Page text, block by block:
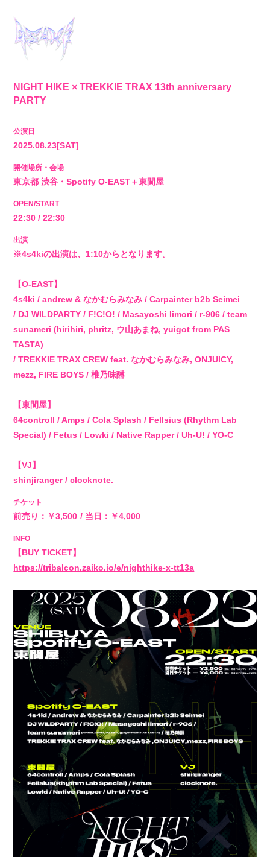
SCHEDULE
STORE
NIGHT HIKE × TREKKIE TRAX 13th anniversary
PARTY
公演日
2025.08.23[SAT]
開催場所・会場
東京都渋谷・Spotify O-EAST＋東間屋
OPEN/START
22:30 / 22:30
出演
※4s4kiの出演は、1:10からとなります。
【O-EAST】
4s4ki / andrew & なかむらみなみ / Carpainter b2b Seimei
/ DJ WILDPARTY / F!C!O! / Masayoshi Iimori / r-906 / team
sunameri (hirihiri, phritz, ウ山あまね, yuigot from PAS
TASTA)
/ TREKKIE TRAX CREW feat. なかむらみなみ, ONJUICY,
mezz, FIRE BOYS / 椎乃味醂
【東間屋】
64controll / Amps / Cola Splash / Fellsius (Rhythm Lab
Special) / Fetus / Lowki / Native Rapper / Uh-U! / YO-C
【VJ】
shinjiranger / clocknote.
チケット
前売り：￥3,500 当日：￥4,000
INFO
【BUY TICKET】
https://tribalcon.zaiko.io/e/nighthike-x-tt13a